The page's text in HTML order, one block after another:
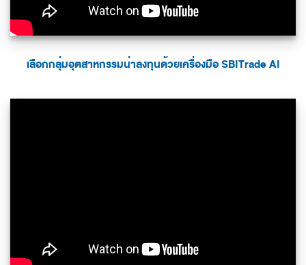
เลือกกลุ่มอุตสาหกรรมน่าลงทุนด้วยเครื่องมือ SBITrade AI